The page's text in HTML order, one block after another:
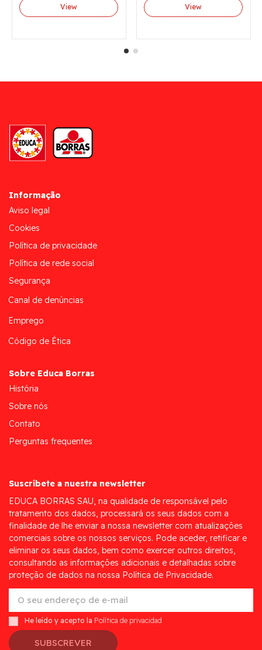
View View
Informação
Aviso legal
Cookies
Política de privacidade
Política de rede social
Segurança
Canal de denúncias
Emprego
Código de Ética
Sobre Educa Borras
História
Sobre nós
Contato
Perguntas frequentes
Suscríbete a nuestra newsletter
EDUCA BORRAS SAU, na qualidade de responsável pelo
tratamento dos dados, processará os seus dados com a
finalidade de lhe enviar a nossa newsletter com atualizações
comerciais sobre os nossos serviços. Pode aceder, retificar e
eliminar os seus dados, bem como exercer outros direitos,
consultando as informações adicionais e detalhadas sobre
proteção de dados na nossa Política de Privacidade.
He leído y acepto la Política de privacidad
SUBSCREVER